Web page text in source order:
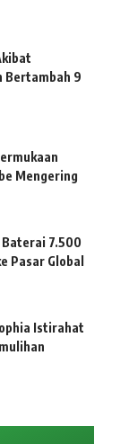
Bertambah 9
Mengering
Baterai 7.500
Pasar Global
Istirahat